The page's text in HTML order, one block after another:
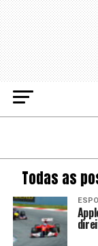
Todas as